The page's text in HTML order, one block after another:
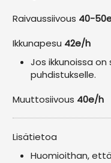
Raivaussiivous 40-
Ikkunapesu 42e/h
Jos ikkunoissa
puhdistukselle.
Muuttosiivous 40e/h
Lisätietoa
Huomioithan,